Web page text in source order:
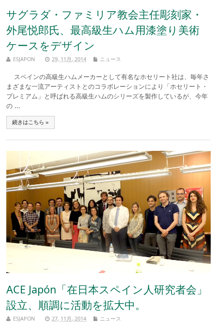
サグラダ・ファミリア教会主任彫刻家・
外尾悦郎氏、最高級生ハム用漆塗り美術
ケースをデザイン
ESJAPON 29, 11月, 2014 ニュース
スペインの高級生ハムメーカーとして有名なホセリート社は、毎年さ
まざまな一流アーティストとのコラボレーションにより「ホセリート・
プレミアム」と呼ばれる高級生ハムのシリーズを製作しているが、今年
の ...
続きはこちら »
ACE Japón「在日本スペイン人研究者会」
設立、順調に活動を拡大中。
ESJAPON 27, 11月, 2014 ニュース